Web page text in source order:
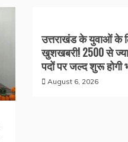
उत्तराखंड के युवाओं के
खुशखबरी! 2500 से
पदों पर जल्द शुरू होगी
August 6, 2026